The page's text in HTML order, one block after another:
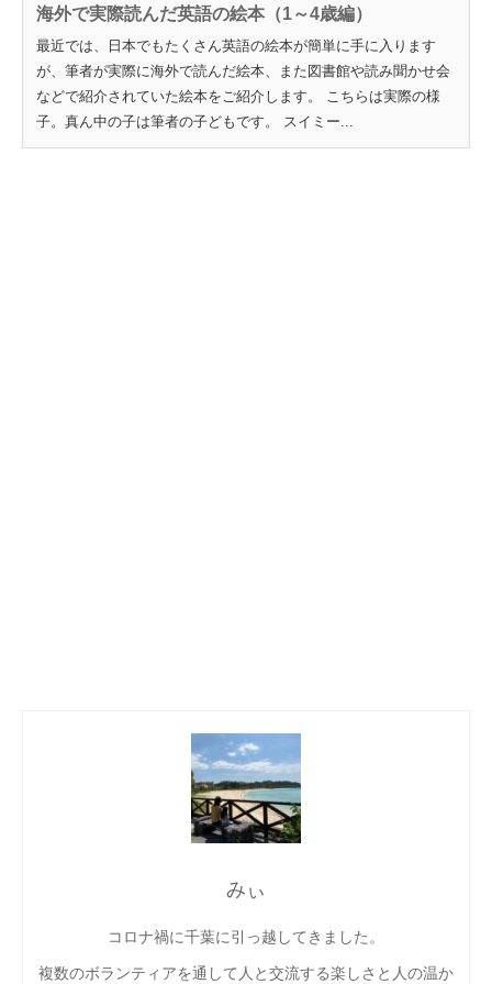
海外で実際読んだ英語の絵本（1～4歳編）
最近では、日本でもたくさん英語の絵本が簡単に手に入ります
が、筆者が実際に海外で読んだ絵本、また図書館や読み聞かせ会
などで紹介されていた絵本をご紹介します。 こちらは実際の様
子。真ん中の子は筆者の子どもです。 スイミー...
みぃ
コロナ禍に千葉に引っ越してきました。
複数のボランティアを通して人と交流する楽しさと人の温か